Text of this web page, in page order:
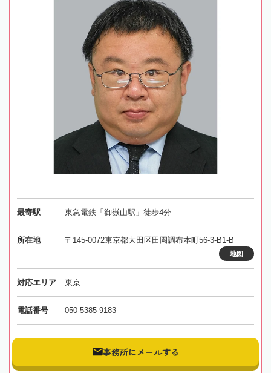
最寄駅 東急電鉄「御嶽山駅」徒歩4分
所在地 〒145-0072東京都大田区田園調布本町56-3-B1-B
地図
対応エリア 東京
電話番号 050-5385-9183
事務所にメールする